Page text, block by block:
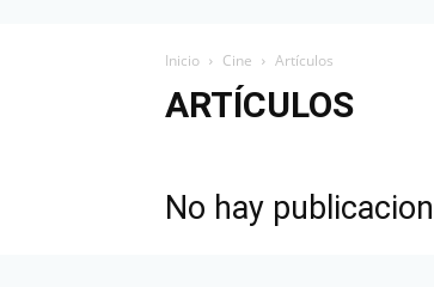
Inicio Cine Artículos
ARTÍCULOS
No hay